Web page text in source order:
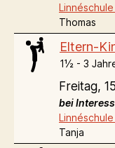
Thomas
Eltern-
1½ - 3
Freitag,
bei
Tanja